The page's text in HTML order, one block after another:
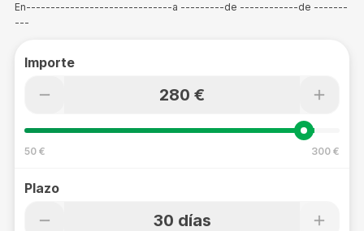
En------------------------------a ---------de ------------de -------
---
Importe
280 €
50 € 300 €
Plazo
30 días